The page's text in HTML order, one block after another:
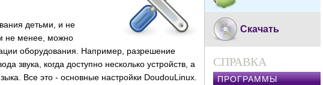
детьми, и не
не менее, можно
оборудования. Например, разрешение
звука, когда доступно несколько устройств, а
Все это - основные настройки DoudouLinux.
Скачать
СПРАВКА
ПРОГРАММЫ